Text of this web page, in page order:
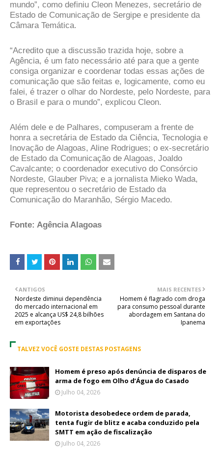
mundo”, como definiu Cleon Menezes, secretário de
Estado de Comunicação de Sergipe e presidente da
Câmara Temática.
“Acredito que a discussão trazida hoje, sobre a
Agência, é um fato necessário até para que a gente
consiga organizar e coordenar todas essas ações de
comunicação que são feitas e, logicamente, como eu
falei, é trazer o olhar do Nordeste, pelo Nordeste, para
o Brasil e para o mundo”, explicou Cleon.
Além dele e de Palhares, compuseram a frente de
honra a secretária de Estado da Ciência, Tecnologia e
Inovação de Alagoas, Aline Rodrigues; o ex-secretário
de Estado da Comunicação de Alagoas, Joaldo
Cavalcante; o coordenador executivo do Consórcio
Nordeste, Glauber Piva; e a jornalista Mieko Wada,
que representou o secretário de Estado da
Comunicação do Maranhão, Sérgio Macedo.
Fonte: Agência Alagoas
MAIS RECENTES
Homem é flagrado com droga
para consumo pessoal durante
abordagem em Santana do
Ipanema
ANTIGOS
Nordeste diminui dependência
do mercado internacional em
2025 e alcança US$ 24,8 bilhões
em exportações
TALVEZ VOCÊ GOSTE DESTAS POSTAGENS
Homem é preso após denúncia de disparos de
arma de fogo em Olho d’Água do Casado
Julho 04, 2026
Motorista desobedece ordem de parada,
tenta fugir de blitz e acaba conduzido pela
SMTT em ação de fiscalização
Julho 04, 2026